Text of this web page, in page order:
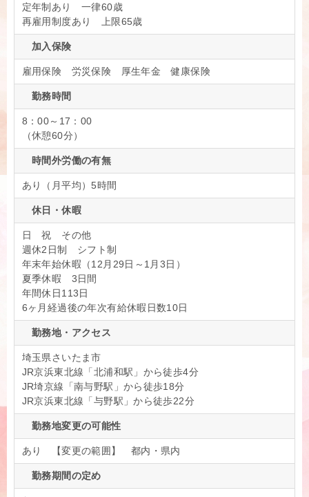
定年制あり 一律60歳
再雇用制度あり 上限65歳
加入保険
雇用保険 労災保険 厚生年金 健康保険
勤務時間
8：00～17：00
（休憩60分）
時間外労働の有無
あり（月平均）5時間
休日・休暇
日 祝 その他
週休2日制 シフト制
年末年始休暇（12月29日～1月3日）
夏季休暇 3日間
年間休日113日
6ヶ月経過後の年次有給休暇日数10日
勤務地・アクセス
埼玉県さいたま市
JR京浜東北線「北浦和駅」から徒歩4分
JR埼京線「南与野駅」から徒歩18分
JR京浜東北線「与野駅」から徒歩22分
勤務地変更の可能性
あり 【変更の範囲】 都内・県内
勤務期間の定め